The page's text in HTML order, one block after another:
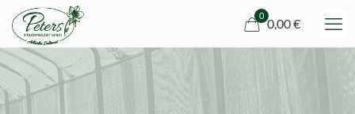
0
0,00 €